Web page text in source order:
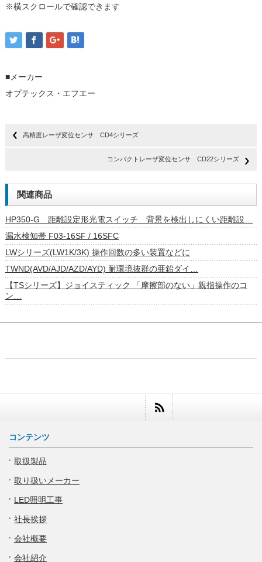
※横スクロールで確認できます
■メーカー
オプテックス・エフエー
高精度レーザ変位センサ CD4シリーズ
コンパクトレーザ変位センサ CD22シリーズ
関連商品
HP350-G 距離設定形光電スイッチ 背景を検出しにくい距離設…
漏水検知帯 F03-16SF / 16SFC
LWシリーズ(LW1K/3K) 操作回数の多い装置などに
TWND(AVD/AJD/AZD/AYD) 耐環境抜群の亜鉛ダイ…
【TSシリーズ】ジョイスティック 「摩擦部のない」親指操作のコ
ン…
コンテンツ
取扱製品
取り扱いメーカー
LED照明工事
社長挨拶
会社概要
会社紹介